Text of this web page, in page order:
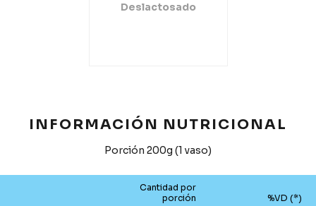
Deslactosado
INFORMACIÓN NUTRICIONAL
Porción 200g (1 vaso)
Cantidad por
porción
%VD (*)